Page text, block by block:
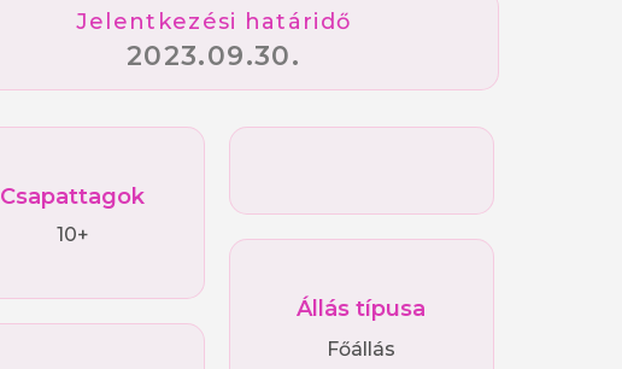
Jelentkezési határidő
2023.09.30.
Csapattagok
10+
Állás típusa
Főállás